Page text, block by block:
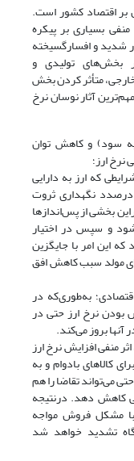
بر اقتصاد کشور است.
بسیاری بر پیکره
شدید و افسارگسیخته
بخش‌های تولیدی و
متأثر کردن بخش
آثار نوسان نرخ
سود) و کاهش توان
ارز؛
که ارز به دارایی
درصدد نگهداری ثروت
بخشی از پس‌اندازها
و سپس در اختیار
که این امر با جایگزین
مولد سبب کاهش افق
به‌طوری‌که در
نرخ ارز حتی در
آنها بروز می‌کند.
منفی افزایش نرخ ارز
کالاهای بادوام و به
می‌تواند تقاضا را هم
کاهش دهد. درنتیجه
با مشکل فروش مواجه
تشدید خواهد شد